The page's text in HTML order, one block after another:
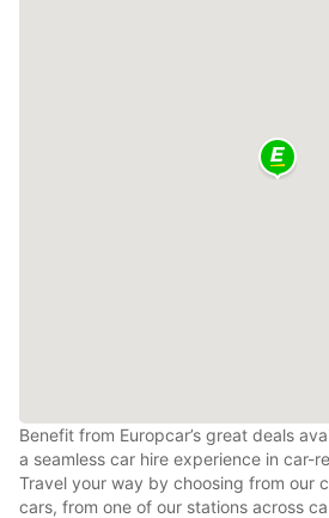
Benefit from Europcar’s great deals
a seamless car hire experience in car-
Travel your way by choosing from our
cars, from one of our stations across